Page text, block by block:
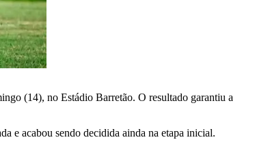
(14), no Estádio Barretão. O resultado garantiu a
e acabou sendo decidida ainda na etapa inicial.